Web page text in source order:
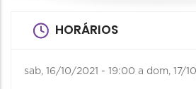
HORÁRIOS
sab, 16/10/2021 - 19:00 a dom, 17/